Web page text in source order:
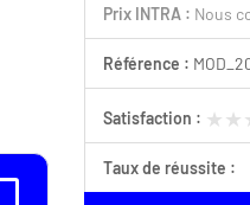
Prix INTRA : Nous
Référence :
Satisfaction :
Taux de réussite :